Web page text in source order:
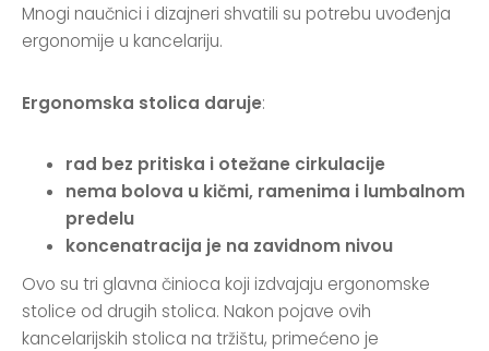
Mnogi naučnici i dizajneri shvatili su potrebu uvođenja
ergonomije u kancelariju.
Ergonomska stolica daruje:
rad bez pritiska i otežane cirkulacije
nema bolova u kičmi, ramenima i lumbalnom
predelu
koncenatracija je na zavidnom nivou
Ovo su tri glavna činioca koji izdvajaju ergonomske
stolice od drugih stolica. Nakon pojave ovih
kancelarijskih stolica na tržištu, primećeno je